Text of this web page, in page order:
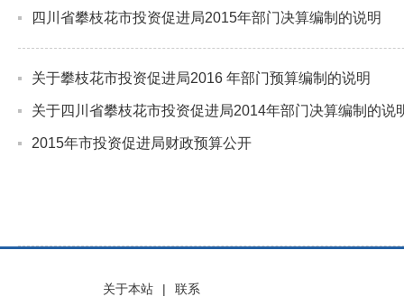
四川省攀枝花市投资促进局2015年部门决算编制的说明
关于攀枝花市投资促进局2016 年部门预算编制的说明
关于四川省攀枝花市投资促进局2014年部门决算编制的说
2015年市投资促进局财政预算公开
关于本站 |
联系